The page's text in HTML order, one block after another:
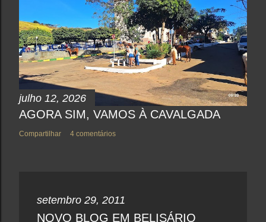
e
n
t
á
r
i
o
julho 12, 2026
AGORA SIM, VAMOS À CAVALGADA
Compartilhar 4 comentários
setembro 29, 2011
NOVO BLOG EM BELISÁRIO